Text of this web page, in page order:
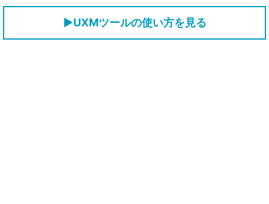
▶UXMツールの使い方を見る